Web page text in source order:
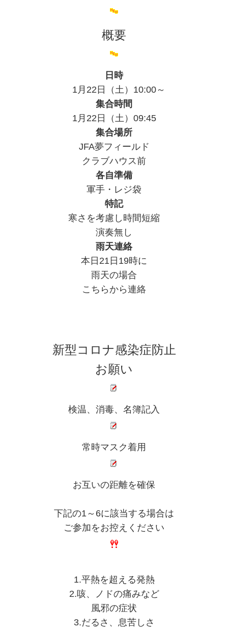
概要
日時
1月22日（土）10:00～
集合時間
1月22日（土）09:45
集合場所
JFA夢フィールド
クラブハウス前
各自準備
軍手・レジ袋
特記
寒さを考慮し時間短縮
演奏無し
雨天連絡
本日21日19時に
雨天の場合
こちらから連絡
新型コロナ感染症防止
お願い
検温、消毒、名簿記入
常時マスク着用
お互いの距離を確保
下記の1～6に該当する場合は
ご参加をお控えください
1.平熱を超える発熱
2.咳、ノドの痛みなど
風邪の症状
3.だるさ、息苦しさ